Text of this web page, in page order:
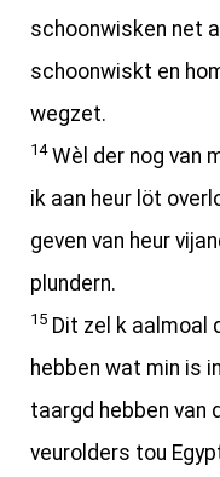
schoonwisken net
schoonwiskt en
wegzet.
14Wèl der nog van
ik aan heur löt
geven van heur
plundern.
15 Dit zel k aalmoal
hebben wat min is
taargd hebben van
veurolders tou